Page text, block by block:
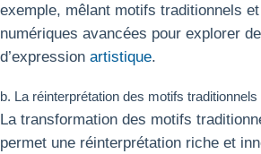
exemple, mêlant motifs traditionnels
numériques avancées pour explorer
d’expression artistique.
b. La réinterprétation des motifs traditionnels
La transformation des motifs
permet une réinterprétation riche et